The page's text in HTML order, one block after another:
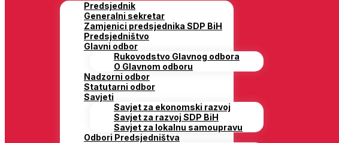
Predsjednik
Generalni sekretar
Zamjenici predsjednika SDP BiH
Predsjedništvo
Glavni odbor
Rukovodstvo Glavnog odbora
O Glavnom odboru
Nadzorni odbor
Statutarni odbor
Savjeti
Savjet za ekonomski razvoj
Savjet za razvoj SDP BiH
Savjet za lokalnu samoupravu
Odbori Predsjedništva